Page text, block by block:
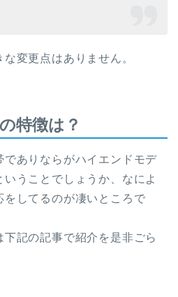
変更点はありません。
特徴は？
ありならがハイエンドモデ
うことでしょうか、なによ
をしてるのが凄いところで
記の記事で紹介を是非ごら